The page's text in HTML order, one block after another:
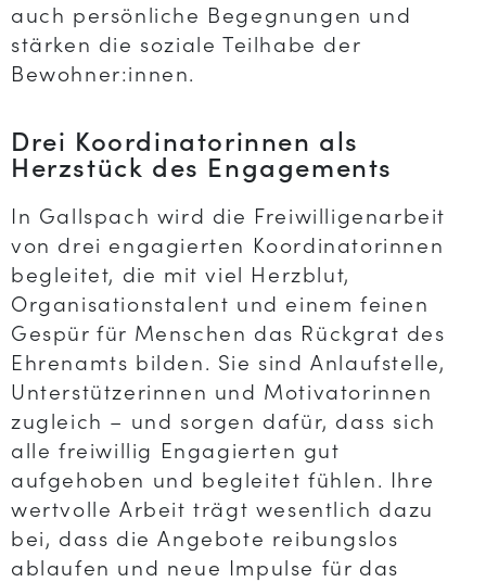
auch persönliche Begegnungen und
stärken die soziale Teilhabe der
Bewohner:innen.
Drei Koordinatorinnen als
Herzstück des Engagements
In Gallspach wird die Freiwilligenarbeit
von drei engagierten Koordinatorinnen
begleitet, die mit viel Herzblut,
Organisationstalent und einem feinen
Gespür für Menschen das Rückgrat des
Ehrenamts bilden. Sie sind Anlaufstelle,
Unterstützerinnen und Motivatorinnen
zugleich – und sorgen dafür, dass sich
alle freiwillig Engagierten gut
aufgehoben und begleitet fühlen. Ihre
wertvolle Arbeit trägt wesentlich dazu
bei, dass die Angebote reibungslos
ablaufen und neue Impulse für das